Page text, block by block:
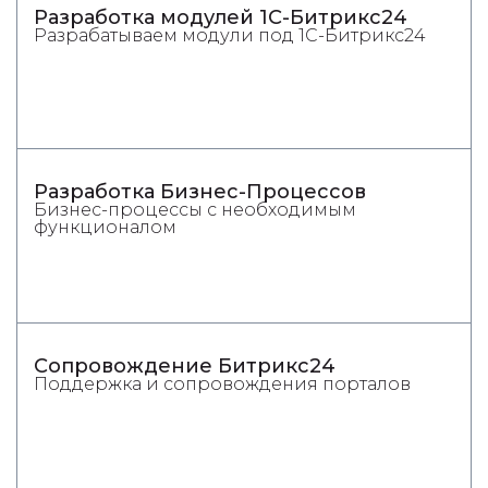
Разработка модулей 1С-Битрикс24
Разрабатываем модули под 1С-Битрикс24
Разработка Бизнес-Процессов
Бизнес-процессы с необходимым
функционалом
Сопровождение Битрикс24
Поддержка и сопровождения порталов